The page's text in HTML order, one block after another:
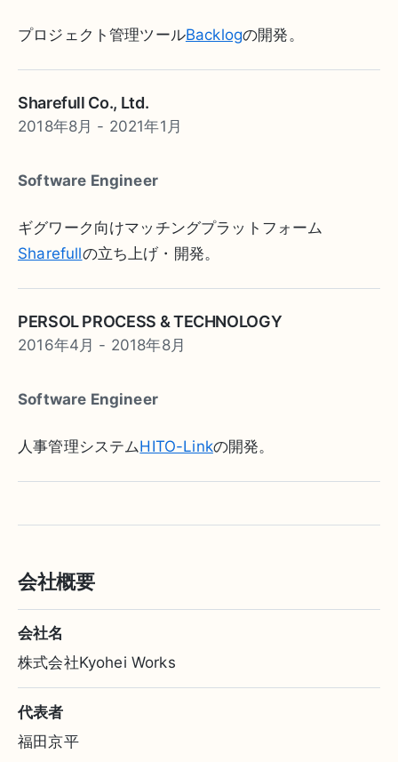
プロジェクト管理ツールBacklogの開発。
Sharefull Co., Ltd.
2018年8月 - 2021年1月
Software Engineer
ギグワーク向けマッチングプラットフォーム
Sharefullの立ち上げ・開発。
PERSOL PROCESS & TECHNOLOGY
2016年4月 - 2018年8月
Software Engineer
人事管理システムHITO-Linkの開発。
会社概要
会社名
株式会社Kyohei Works
代表者
福田京平